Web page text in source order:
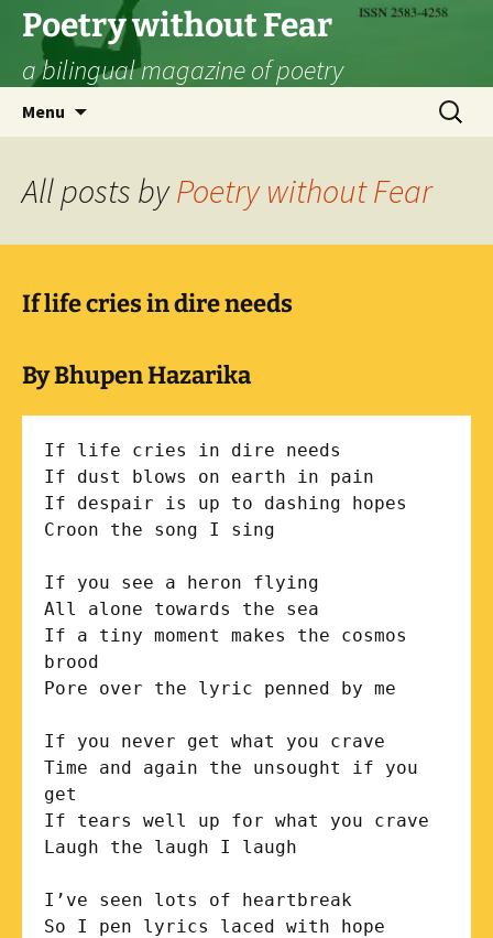
Skip
content
Poetry without Fear
a bilingual magazine of poetry
Menu
Search
for:
All posts byPoetry without Fear
If life cries in dire needs
By Bhupen Hazarika
If life cries in dire needs
If dust blows on earth in pain
If despair is up to dashing hopes
Croon the song I sing
If you see a heron flying
All alone towards the sea
If a tiny moment makes the cosmos
brood
Pore over the lyric penned by me
If you never get what you crave
Time and again the unsought if you
get
If tears well up for what you crave
Laugh the laugh I laugh
I’ve seen lots of heartbreak
So I pen lyrics laced with hope